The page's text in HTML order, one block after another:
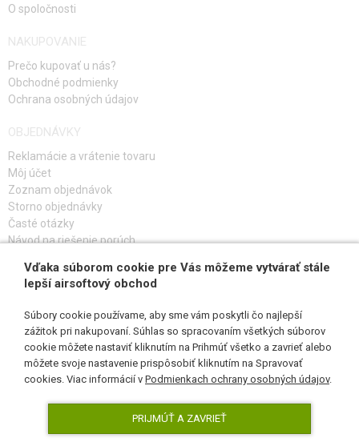
O spoločnosti
NAKUPOVANIE
Prečo kupovať u nás?
Obchodné podmienky
Ochrana osobných údajov
OBJEDNÁVKY
Reklamácie a vrátenie tovaru
Môj účet
Zoznam objednávok
Storno objednávky
Časté otázky
Návod na riešenie porúch
PRIHLÁS SA K ODBERU
SLEDUJ NÁS
Vďaka súborom cookie pre Vás môžeme vytvárať stále
lepší airsoftový obchod
Súbory cookie používame, aby sme vám poskytli čo najlepší
zážitok pri nakupovaní. Súhlas so spracovaním všetkých súborov
cookie môžete nastaviť kliknutím na Prihmúť všetko a zavrieť alebo
môžete svoje nastavenie prispôsobiť kliknutím na Spravovať
cookies. Viac informácií v Podmienkach ochrany osobných údajov.
PRIJMÚŤ A ZAVRIEŤ